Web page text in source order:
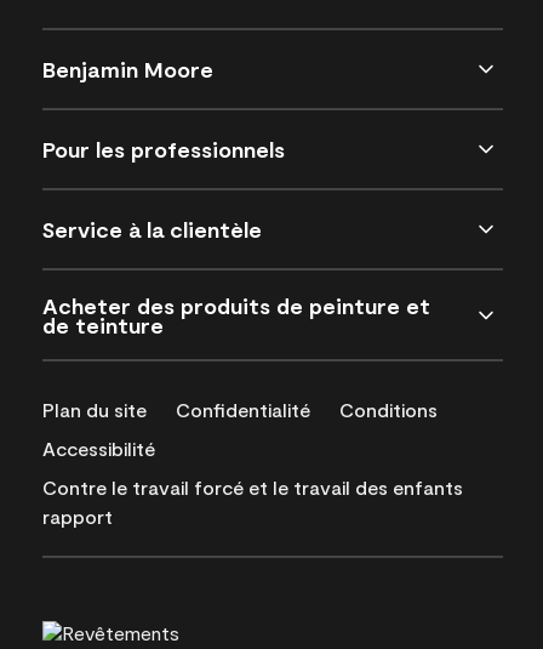
Benjamin Moore
Pour les professionnels
Service à la clientèle
Acheter des produits de peinture et
de teinture
Plan du site Confidentialité
Conditions
Accessibilité
Contre le travail forcé et le travail des enfants
rapport